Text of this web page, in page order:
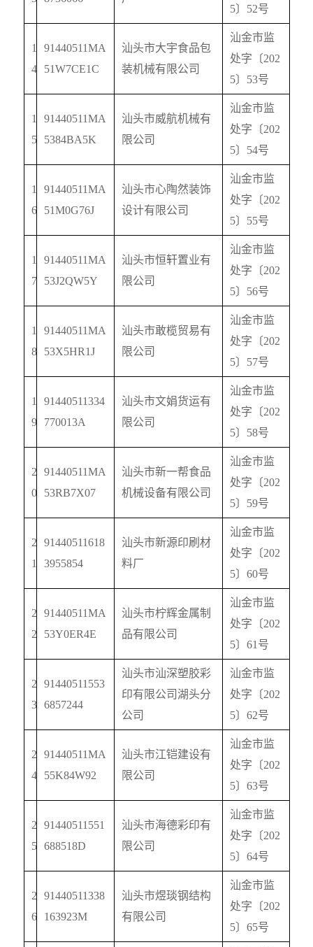
5〕 52号
1
4
91440511MA
51W7CE1C
汕头市大宇食品包
装机械有限公司
汕金市监
处字〔202
5〕 53号
1
5
91440511MA
5384BA5K
汕头市威航机械有
限公司
汕金市监
处字〔202
5〕 54号
1
6
91440511MA
51M0G76J
汕头市心陶然装饰
设计有限公司
汕金市监
处字〔202
5〕 55号
1
7
91440511MA
53J2QW5Y
汕头市恒轩置业有
限公司
汕金市监
处字〔202
5〕 56号
1
8
91440511MA
53X5HR1J
汕头市敢榄贸易有
限公司
汕金市监
处字〔202
5〕 57号
1
9
91440511334
770013A
汕头市文娟货运有
限公司
汕金市监
处字〔202
5〕 58号
2
0
91440511MA
53RB7X07
汕头市新一帮食品
机械设备有限公司
汕金市监
处字〔202
5〕 59号
2
1
91440511618
3955854
汕头市新源印刷材
料厂
汕金市监
处字〔202
5〕 60号
2
2
91440511MA
53Y0ER4E
汕头市柠辉金属制
品有限公司
汕金市监
处字〔202
5〕 61 号
2
3
91440511553
6857244
汕头市汕深塑胶彩
印有限公司湖头分
公司
汕金市监
处字〔202
5〕 62号
2
4
91440511MA
55K84W92
汕头市江铠建设有
限公司
汕金市监
处字〔202
5〕 63号
2
5
91440511551
688518D
汕头市海德彩印有
限公司
汕金市监
处字〔202
5〕 64号
2
6
91440511338
163923M
汕头市煜琰钢结构
有限公司
汕金市监
处字〔202
5〕 65号